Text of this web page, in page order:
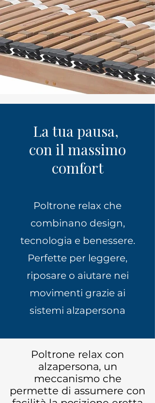
La tua pausa,
con il massimo
comfort
Poltrone relax che
combinano design,
tecnologia e benessere.
Perfette per leggere,
riposare o aiutare nei
movimenti grazie ai
sistemi alzapersona
Poltrone relax con
alzapersona, un
meccanismo che
permette di assumere con